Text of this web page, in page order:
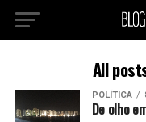
All
POLÍTICA
De olho